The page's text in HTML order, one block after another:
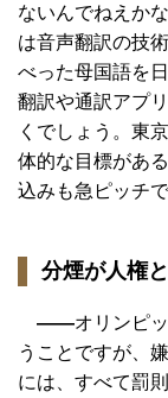
ないんでねえか
は音声翻訳の技
べった母国語を
翻訳や通訳アプ
くでしょう。東
体的な目標があ
込みも急ピッチ
分煙が人権
——オリンピ
うことですが、
には、すべて罰